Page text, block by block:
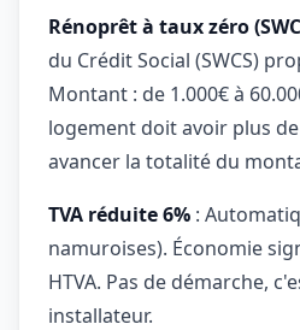
Rénoprêt à taux zéro
du Crédit Social (SWCS)
Montant : de 1.000€ à
logement doit avoir plus
avancer la totalité du
TVA réduite 6% :
namuroises). Économie
HTVA. Pas de démarche,
installateur.